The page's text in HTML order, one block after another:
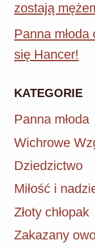
zostają
Panna
się Hancer!
KATEGORIE
Panna młoda
Wichrowe
Dziedzictwo
Miłość i
Złoty chłopak
Zakazany